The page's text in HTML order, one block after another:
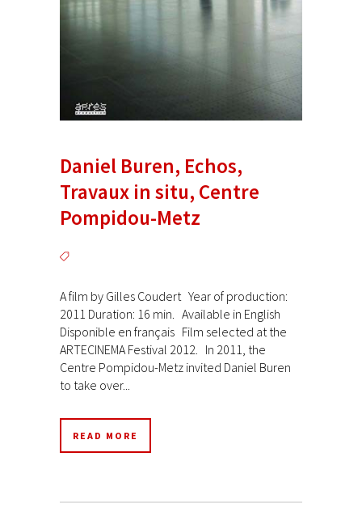
Daniel Buren, Echos,
Travaux in situ, Centre
Pompidou-Metz
A film by Gilles Coudert Year of production:
2011 Duration: 16 min. Available in English
Disponible en français Film selected at the
ARTECINEMA Festival 2012. In 2011, the
Centre Pompidou-Metz invited Daniel Buren
to take over...
READ MORE